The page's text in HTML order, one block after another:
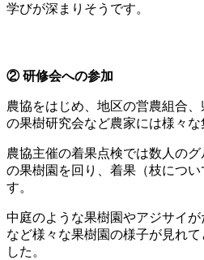
学びが深まりそうです。
② 研修会への参加
農協をはじめ、地区の営農組合
の果樹研究会など農家には様々な
農協主催の着果点検では数人の
の果樹園を回り、着果（枝につ
す。
中庭のような果樹園やアジサイ
など様々な果樹園の様子が見れ
した。